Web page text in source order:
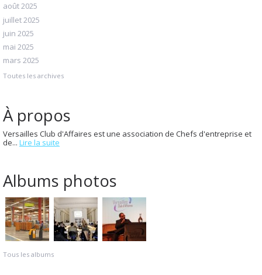
août 2025
juillet 2025
juin 2025
mai 2025
mars 2025
Toutes les archives
À propos
Versailles Club d'Affaires est une association de Chefs d'entreprise et
de... Lire la suite
Albums photos
Tous les albums